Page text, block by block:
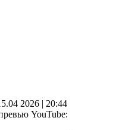
2026 | 20:44
YouTube: